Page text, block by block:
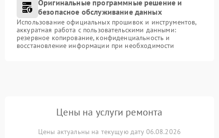
Оригинальные программные решение и
безопасное обслуживание данных
Использование официальных прошивок и инструментов,
аккуратная работа с пользовательскими данными:
резервное копирование, конфиденциальность и
восстановление информации при необходимости
Цены на услуги ремонта
Цены актуальны на текущую дату 06.08.2026